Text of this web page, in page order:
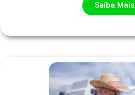
ㅤSaiba Maisㅤ